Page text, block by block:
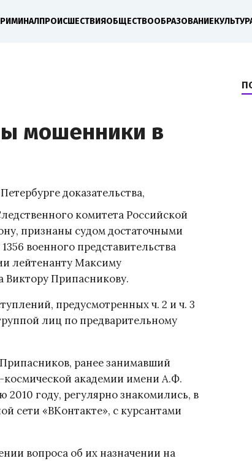
ПРОИСШЕСТВИЯОБЩЕСТВООБРАЗОВАНИЕ
мошенники в
доказательства,
комитета Российской
признаны судом достаточными
военного представительства
лейтенанту Максиму
Виктору Припасникову.
предусмотренных ч. 2 и ч. 3
лиц по предварительному
ранее занимавший
космической академии имени А.Ф.
году, регулярно знакомились, в
сети «ВКонтакте», с курсантами
вопроса об их назначении на